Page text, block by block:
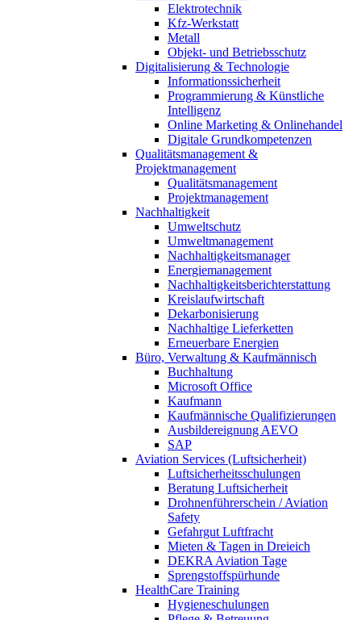
Elektrotechnik
Kfz-Werkstatt
Metall
Objekt- und Betriebsschutz
Digitalisierung & Technologie
Informationssicherheit
Programmierung & Künstliche
Intelligenz
Online Marketing & Onlinehandel
Digitale Grundkompetenzen
Qualitätsmanagement &
Projektmanagement
Qualitätsmanagement
Projektmanagement
Nachhaltigkeit
Umweltschutz
Umweltmanagement
Nachhaltigkeitsmanager
Energiemanagement
Nachhaltigkeitsberichterstattung
Kreislaufwirtschaft
Dekarbonisierung
Nachhaltige Lieferketten
Erneuerbare Energien
Büro, Verwaltung & Kaufmännisch
Buchhaltung
Microsoft Office
Kaufmann
Kaufmännische Qualifizierungen
Ausbildereignung AEVO
SAP
Aviation Services (Luftsicherheit)
Luftsicherheitsschulungen
Beratung Luftsicherheit
Drohnenführerschein / Aviation
Safety
Gefahrgut Luftfracht
Mieten & Tagen in Dreieich
DEKRA Aviation Tage
Sprengstoffspürhunde
HealthCare Training
Hygieneschulungen